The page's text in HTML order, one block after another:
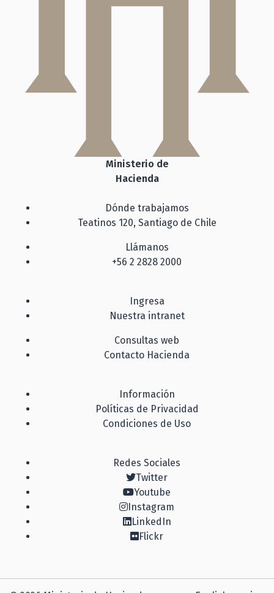
Ministerio de
Hacienda
Dónde trabajamos
Teatinos 120, Santiago de Chile
Llámanos
+56 2 2828 2000
Ingresa
Nuestra intranet
Consultas web
Contacto Hacienda
Información
Políticas de Privacidad
Condiciones de Uso
Redes Sociales
Twitter
Youtube
Instagram
LinkedIn
Flickr